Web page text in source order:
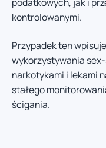
kontrolowanymi.
Przypadek ten
wykorzystywania
narkotykami i lekami
stałego
ścigania.